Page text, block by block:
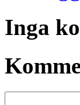
Inga